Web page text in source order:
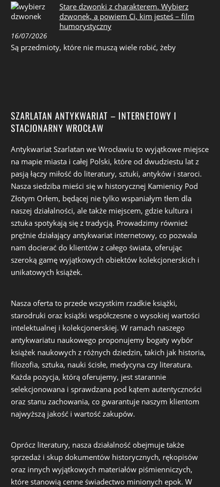
Stare dzwonki z charakterem. Wybierz
dzwonek, a powiem Ci, kim jesteś – film
humorystyczny
16/07/2026
Są przedmioty, które nie muszą wiele robić, żeby
SZARLATAN ANTYKWARIAT – INTERNETOWY I
STACJONARNY WROCŁAW
Antykwariat Szarlatan we Wrocławiu to wyjątkowe miejsce
na mapie miasta i całej Polski, które od dwudziestu lat z
pasją łączy miłość do literatury, sztuki, antyków i staroci.
Nasza siedziba mieści się w historycznej Kamienicy Pod
Złotym Orłem, będącej nie tylko wspaniałym tłem dla
naszej działalności, ale także miejscem, gdzie kultura i
sztuka spotykają się z tradycją. Prowadzimy również
prężnie działający antykwariat internetowy, co pozwala
nam docierać do klientów z całego świata, oferując
szeroką gamę wyjątkowych obiektów kolekcjonerskich i
unikatowych książek.
Nasza oferta to przede wszystkim rzadkie książki,
starodruki oraz książki współczesne o wysokiej wartości
intelektualnej i kolekcjonerskiej. W ramach naszego
antykwariatu naukowego proponujemy bogaty wybór
książek naukowych z różnych dziedzin, takich jak historia,
filozofia, sztuka, nauki ścisłe, medycyna czy literatura.
Każda pozycja, którą oferujemy, jest starannie
selekcjonowana i sprawdzana pod kątem autentyczności
oraz stanu zachowania, co gwarantuje naszym klientom
najwyższą jakość i wartość zakupów.
Oprócz literatury, nasza działalność obejmuje także
sprzedaż i skup dokumentów historycznych, rękopisów
oraz innych wyjątkowych materiałów piśmienniczych,
które stanowią cenne świadectwo minionych epok. W